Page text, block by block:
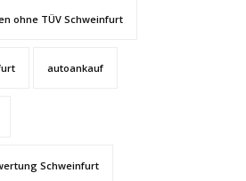
ohne TÜV Schweinfurt
autoankauf
Schweinfurt